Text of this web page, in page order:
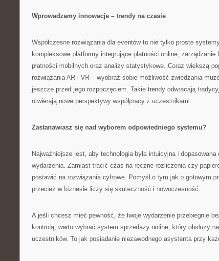
Wprowadzamy innowacje – trendy na czasie
Współczesne rozwiązania dla eventów to nie tylko proste
kompleksowe platformy integrujące płatności online, zarządzanie
płatności mobilnych oraz analizy statystykowe. Coraz większą
rozwiązania AR i VR – wyobraź sobie możliwość zwiedzania
jeszcze przed jego rozpoczęciem. Takie trendy odwracają
otwierają nowe perspektywy współpracy z uczestnikami.
Zastanawiasz się nad wyborem odpowiedniego systemu?
Najważniejsze jest, aby technologia była intuicyjna i
wydarzenia. Zamiast tracić czas na ręczne rozliczenia czy
postawić na rozwiązania cyfrowe. Pomyśl o tym jak o gotowym
przecież w biznesie liczy się skuteczność i nowoczesność.
A jeśli chcesz mieć pewność, że twoje wydarzenie przebiegnie
kontrolą, warto wybrać system sprzedaży online, który obsłuży
uczestników. To jak posiadanie niezawodnego asystenta przy